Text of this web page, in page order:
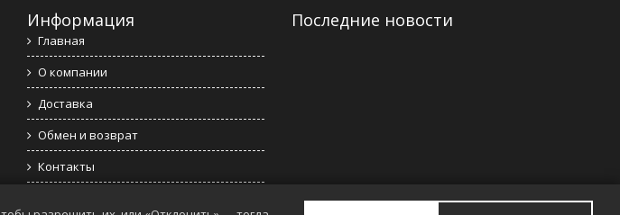
Информация
Главная
О компании
Доставка
Обмен и возврат
Контакты
Последние новости